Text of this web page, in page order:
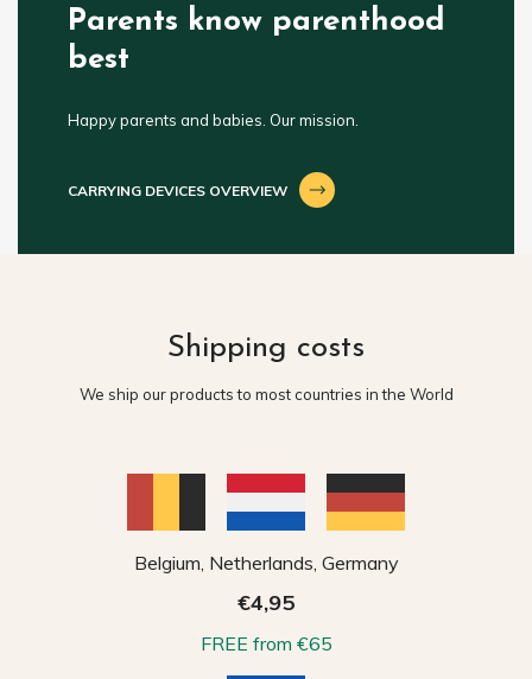
Parents know parenthood
best
Happy parents and babies. Our mission.
CARRYING DEVICES OVERVIEW
Shipping costs
We ship our products to most countries in the World
Belgium, Netherlands, Germany
€4,95
FREE from €65